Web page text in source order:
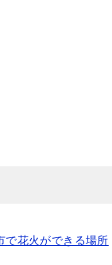
で花火ができる場所